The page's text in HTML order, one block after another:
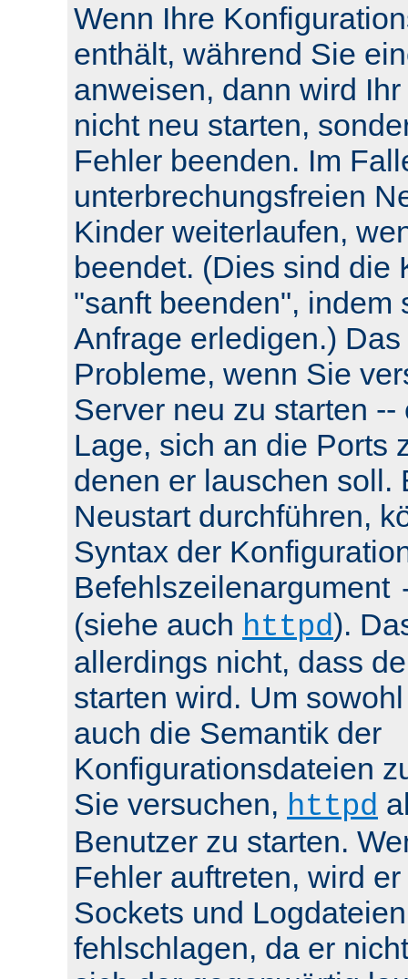
Wenn Ihre
enthält, während Sie
anweisen, dann wird
nicht neu starten,
Fehler beenden. Im
unterbrechungsfreien
Kinder weiterlaufen,
beendet. (Dies sind die
"sanft beenden", indem
Anfrage erledigen.)
Probleme, wenn Sie
Server neu zu starten
Lage, sich an die Ports
denen er lauschen soll.
Neustart durchführen,
Syntax der
Befehlszeilenargument
(siehe auch httpd).
allerdings nicht, dass
starten wird. Um
auch die Semantik der
Konfigurationsdateien
Sie versuchen, httpd
Benutzer zu starten.
Fehler auftreten, wird
Sockets und
fehlschlagen, da er